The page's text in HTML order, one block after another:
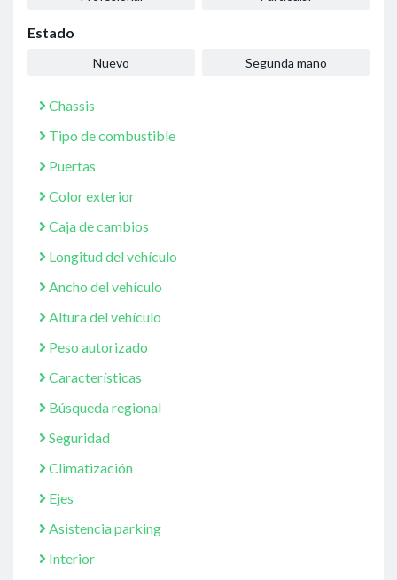
Estado
Nuevo Segunda mano
Chassis
Tipo de combustible
Puertas
Color exterior
Caja de cambios
Longitud del vehículo
Ancho del vehículo
Altura del vehículo
Peso autorizado
Características
Búsqueda regional
Seguridad
Climatización
Ejes
Asistencia parking
Interior